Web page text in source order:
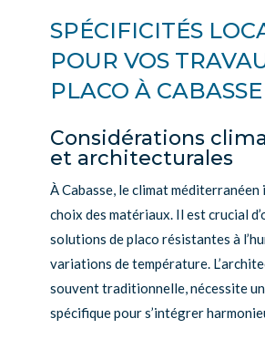
SPÉCIFICITÉS
POUR VOS
PLACO À CABASSE
Considérations
et architecturales
À Cabasse, le climat méditerranéen
choix des matériaux. Il est crucial
solutions de placo résistantes à
variations de température.
souvent traditionnelle, nécessite
spécifique pour s’intégrer